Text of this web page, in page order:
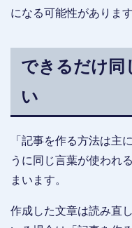
になる可能性があります
できるだけ同
い
「記事を作る方法は主
うに同じ言葉が使われ
まいます。
作成した文章は読み直